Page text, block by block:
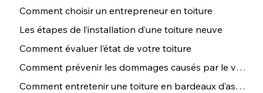
Comment choisir un entrepreneur en toiture
Les étapes de l’installation d’une toiture neuve
Comment évaluer l’état de votre toiture
Comment prévenir les dommages causés par le vent sur votre toit
Comment entretenir une toiture en bardeaux d’asphalte